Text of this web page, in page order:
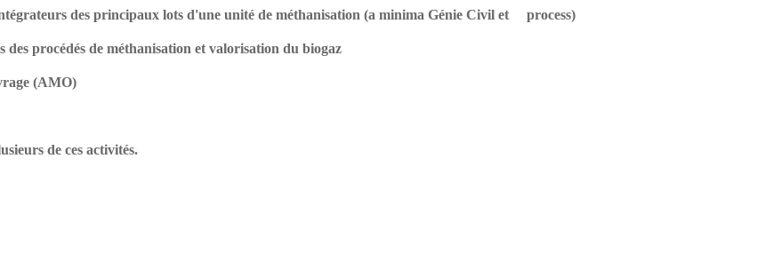
des principaux lots d'une unité de méthanisation (a minima Génie Civil et process)
procédés de méthanisation et valorisation du biogaz
(AMO)
de ces activités.